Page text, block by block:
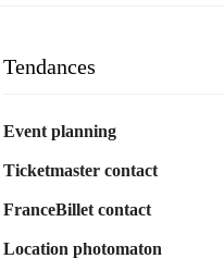
Tendances
Event planning
Ticketmaster contact
FranceBillet contact
Location photomaton